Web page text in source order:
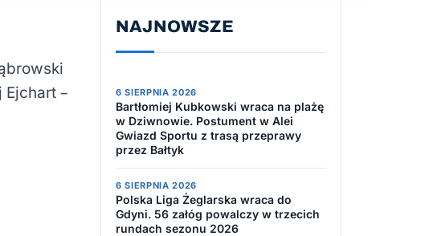
–
NAJNOWSZE
6 SIERPNIA 2026
Bartłomiej Kubkowski wraca na plażę
w Dziwnowie. Postument w Alei
Gwiazd Sportu z trasą przeprawy
przez Bałtyk
6 SIERPNIA 2026
Polska Liga Żeglarska wraca do
Gdyni. 56 załóg powalczy w trzecich
rundach sezonu 2026